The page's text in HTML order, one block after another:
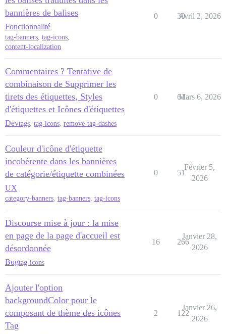
bannières de balises
Fonctionnalité
tag-banners, tag-icons,
content-localization
0 30
Avril 2, 2026
Commentaires ? Tentative de
combinaison de Supprimer les
tirets des étiquettes, Styles
d'étiquettes et Icônes d'étiquettes
Devtags tag-icons remove-tag-dashes
0 61
Mars 6, 2026
Couleur d'icône d'étiquette
incohérente dans les bannières
de catégorie/étiquette combinées
UX
category-banners, tag-banners, tag-icons
0 51
Février 5,
2026
Discourse mise à jour : la mise
en page de la page d'accueil est
désordonnée
Bugtag-icons
16 266
Janvier 28,
2026
Ajouter l'option
backgroundColor pour le
composant de thème des icônes
Tag
2 122
Janvier 26,
2026